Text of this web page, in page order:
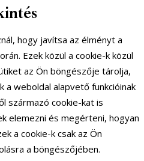
hogy javítsa az élményt a
Ezek közül a cookie-k közül
az Ön böngészője tárolja,
weboldal alapvető funkcióinak
származó cookie-kat is
elemezni és megérteni, hogyan
a cookie-k csak az Ön
a böngészőjében.